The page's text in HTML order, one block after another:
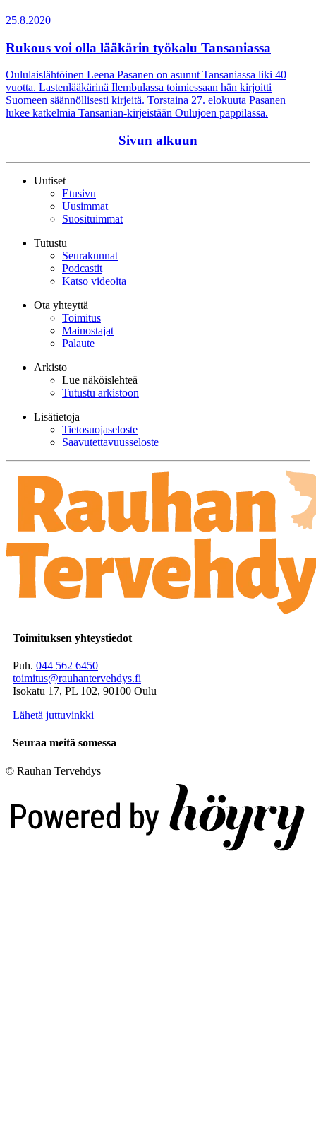
25.8.2020
Rukous voi olla lääkärin työkalu Tansaniassa
Oululaislähtöinen Leena Pasanen on asunut Tansaniassa liki 40
vuotta. Lastenlääkärinä Ilembulassa toimiessaan hän kirjoitti
Suomeen säännöllisesti kirjeitä. Torstaina 27. elokuuta Pasanen
lukee katkelmia Tansanian-kirjeistään Oulujoen pappilassa.
Sivun alkuun
Uutiset
Etusivu
Uusimmat
Suosituimmat
Tutustu
Seurakunnat
Podcastit
Katso videoita
Ota yhteyttä
Toimitus
Mainostajat
Palaute
Arkisto
Lue näköislehteä
Tutustu arkistoon
Lisätietoja
Tietosuojaseloste
Saavutettavuusseloste
Toimituksen yhteystiedot
Puh. 044 562 6450
toimitus@rauhantervehdys.fi
Isokatu 17, PL 102, 90100 Oulu
Lähetä juttuvinkki
Seuraa meitä somessa
© Rauhan Tervehdys